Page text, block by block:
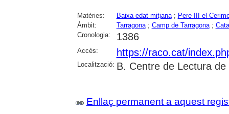
Matèries: Baixa edat mitjana; Pere III el
Àmbit:
Tarragona; Camp de Tarragona;
Cronologia:
1386
Accés: https://raco.cat/
Localització: B. Centre de Lectura
Enllaç permanent a aquest